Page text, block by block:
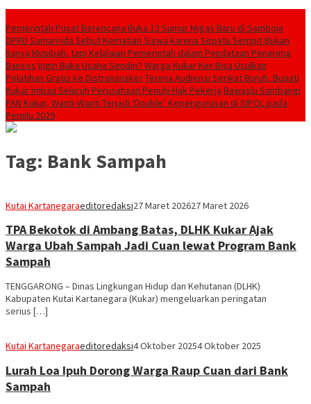
Pemerintah Pusat Berencana Buka 13 Sumur Migas Baru di Samboja
DPRD Samarinda Sebut Kematian Siswa karena Sepatu Sempit Bukan
hanya Musibah, tapi Kelalaian Pemerintah dalam Pendataan Penerima
Bansos Ingin Buka Usaha Sendiri? Warga Kukar Kini Bisa Usulkan
Pelatihan Gratis ke DistransnakerTerima Audiensi Serikat Buruh, Bupati
Kukar Imbau Seluruh Perusahaan Penuhi Hak Pekerja Bawaslu Sambangi
PAN Kukar, Wanti-Wanti Terjadi ‘Double’ Kepengurusan di SIPOL pada
Pemilu 2029
Tag: Bank Sampah
Kutai Kartanegaraeditoredaksi27 Maret 202627 Maret 2026
TPA Bekotok di Ambang Batas, DLHK Kukar Ajak
Warga Ubah Sampah Jadi Cuan lewat Program Bank
Sampah
TENGGARONG – Dinas Lingkungan Hidup dan Kehutanan (DLHK)
Kabupaten Kutai Kartanegara (Kukar) mengeluarkan peringatan
serius […]
Kutai Kartanegaraeditoredaksi4 Oktober 20254 Oktober 2025
Lurah Loa Ipuh Dorong Warga Raup Cuan dari Bank
Sampah